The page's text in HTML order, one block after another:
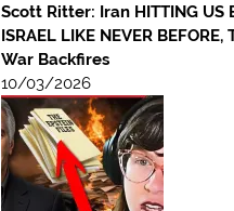
Scott Ritter: Iran HITTING US
ISRAEL LIKE NEVER BEFORE,
War Backfires
10/03/2026